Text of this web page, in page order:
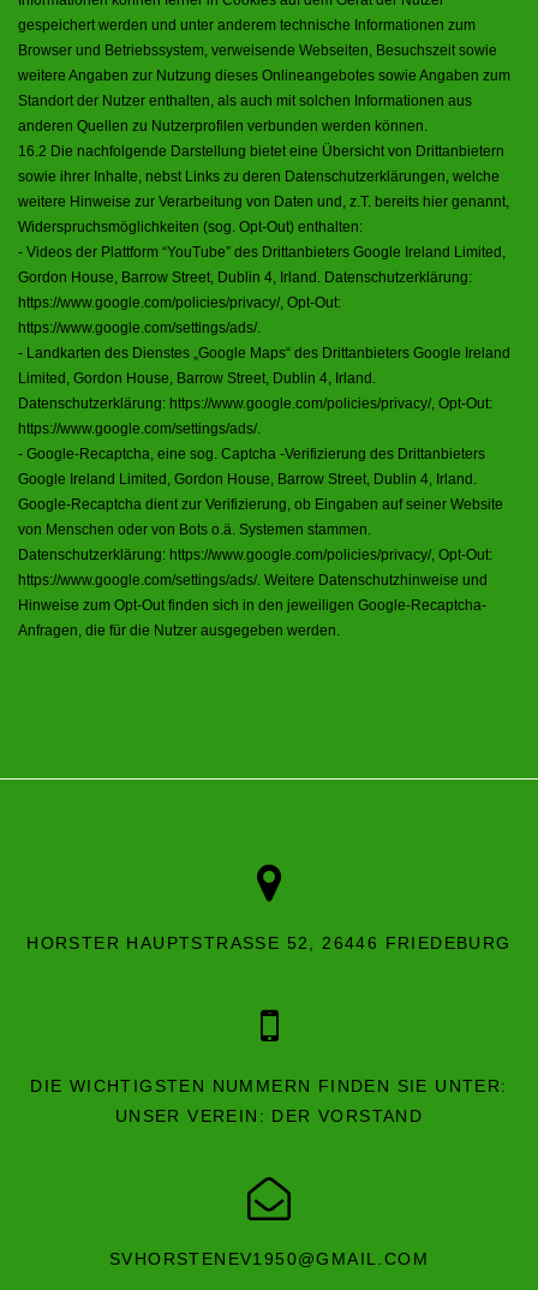
gespeichert werden und unter anderem technische Informationen zum
Browser und Betriebssystem, verweisende Webseiten, Besuchszeit sowie
weitere Angaben zur Nutzung dieses Onlineangebotes sowie Angaben zum
Standort der Nutzer enthalten, als auch mit solchen Informationen aus
anderen Quellen zu Nutzerprofilen verbunden werden können.
16.2 Die nachfolgende Darstellung bietet eine Übersicht von Drittanbietern
sowie ihrer Inhalte, nebst Links zu deren Datenschutzerklärungen, welche
weitere Hinweise zur Verarbeitung von Daten und, z.T. bereits hier genannt,
Widerspruchsmöglichkeiten (sog. Opt-Out) enthalten:
- Videos der Plattform “YouTube” des Drittanbieters Google Ireland Limited,
Gordon House, Barrow Street, Dublin 4, Irland. Datenschutzerklärung:
https://www.google.com/policies/privacy/, Opt-Out:
https://www.google.com/settings/ads/.
- Landkarten des Dienstes „Google Maps“ des Drittanbieters Google Ireland
Limited, Gordon House, Barrow Street, Dublin 4, Irland.
Datenschutzerklärung: https://www.google.com/policies/privacy/, Opt-Out:
https://www.google.com/settings/ads/.
- Google-Recaptcha, eine sog. Captcha -Verifizierung des Drittanbieters
Google Ireland Limited, Gordon House, Barrow Street, Dublin 4, Irland.
Google-Recaptcha dient zur Verifizierung, ob Eingaben auf seiner Website
von Menschen oder von Bots o.ä. Systemen stammen.
Datenschutzerklärung: https://www.google.com/policies/privacy/, Opt-Out:
https://www.google.com/settings/ads/. Weitere Datenschutzhinweise und
Hinweise zum Opt-Out finden sich in den jeweiligen Google-Recaptcha-
Anfragen, die für die Nutzer ausgegeben werden.
HORSTER HAUPTSTRASSE 52, 26446 FRIEDEBURG
DIE WICHTIGSTEN NUMMERN FINDEN SIE UNTER:
UNSER VEREIN: DER VORSTAND
SVHORSTENEV1950@GMAIL.COM